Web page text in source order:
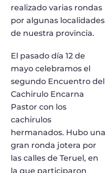
realizado varias rondas
por algunas localidades
de nuestra provincia.
El pasado día 12 de
mayo celebramos el
segundo Encuentro del
Cachirulo Encarna
Pastor con los
cachirulos
hermanados. Hubo una
gran ronda jotera por
las calles de Teruel, en
la que participaron